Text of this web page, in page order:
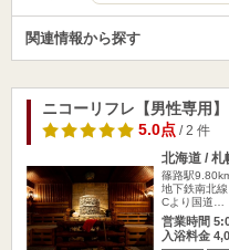
関連情報から探す
ニコーリフレ【男性専用】
5.0点/ 2 件
北海道 / 札
篠路駅
地下鉄南北
Cより国道…
営業時間
入浴料金